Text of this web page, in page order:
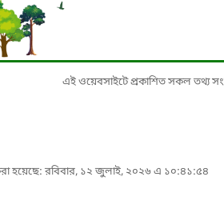
এই ওয়েবসাইটে প্রকাশিত সকল তথ্য
হয়েছে: রবিবার, ১২ জুলাই, ২০২৬ এ ১০:৪১:৫৪